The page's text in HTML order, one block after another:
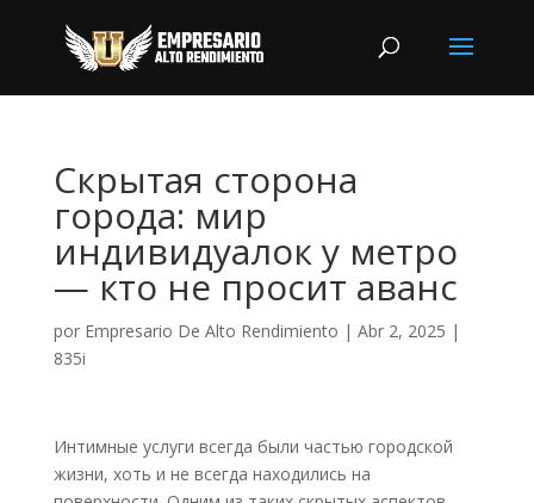
Скрытая сторона
города: мир
индивидуалок у метро
— кто не просит аванс
por Empresario De Alto Rendimiento | Abr 2, 2025 |
835i
Интимные услуги всегда были частью городской
жизни, хоть и не всегда находились на